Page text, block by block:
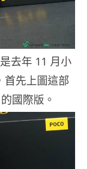
去年 11 月小
首先上圖這部
國際版。